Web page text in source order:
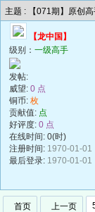
主题 : 【071期】原创
【龙中国】
级别： 一级高手
发帖:
威望: 0 点
铜币: 枚
贡献值: 点
好评度: 0 点
在线时间: 0(时)
注册时间: 1970-01-01
最后登录: 1970-01-01
首页 上一页